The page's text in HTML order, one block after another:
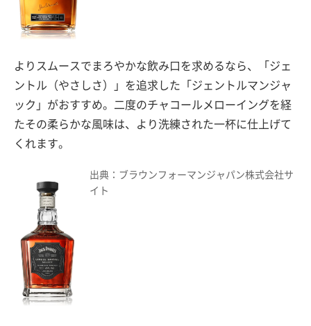
よりスムースでまろやかな飲み口を求めるなら、「ジェ
ントル（やさしさ）」を追求した「ジェントルマンジャ
ック」がおすすめ。二度のチャコールメローイングを経
たその柔らかな風味は、より洗練された一杯に仕上げて
くれます。
出典：ブラウンフォーマンジャパン株式会社サ
イト